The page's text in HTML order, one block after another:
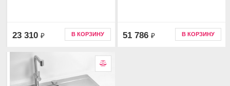
23 310 ₽ В КОРЗИНУ 51 786 ₽ В КОРЗИНУ